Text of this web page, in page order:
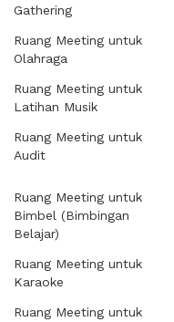
Gathering
Ruang Meeting untuk
Olahraga
Ruang Meeting untuk
Latihan Musik
Ruang Meeting untuk
Audit
Ruang Meeting untuk
Bimbel (Bimbingan
Belajar)
Ruang Meeting untuk
Karaoke
Ruang Meeting untuk